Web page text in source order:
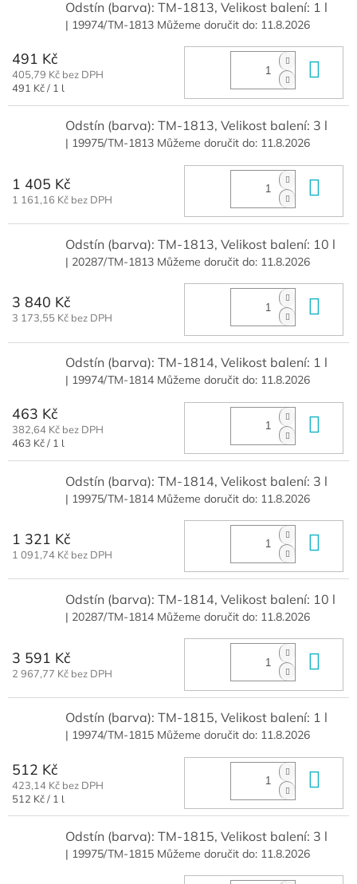
Odstín (barva): TM-1813, Velikost balení: 1 l
| 19974/TM-1813 Můžeme doručit do: 11.8.2026
491 Kč
405,79 Kč bez DPH
Měrná
491 Kč / 1 l
Odstín (barva): TM-1813, Velikost balení: 3 l
| 19975/TM-1813 Můžeme doručit do: 11.8.2026
1 405 Kč
1 161,16 Kč bez DPH
Odstín (barva): TM-1813, Velikost balení: 10 l
| 20287/TM-1813 Můžeme doručit do: 11.8.2026
3 840 Kč
3 173,55 Kč bez DPH
Odstín (barva): TM-1814, Velikost balení: 1 l
| 19974/TM-1814 Můžeme doručit do: 11.8.2026
463 Kč
382,64 Kč bez DPH
Měrná
463 Kč / 1 l
Odstín (barva): TM-1814, Velikost balení: 3 l
| 19975/TM-1814 Můžeme doručit do: 11.8.2026
1 321 Kč
1 091,74 Kč bez DPH
Odstín (barva): TM-1814, Velikost balení: 10 l
| 20287/TM-1814 Můžeme doručit do: 11.8.2026
3 591 Kč
2 967,77 Kč bez DPH
Odstín (barva): TM-1815, Velikost balení: 1 l
| 19974/TM-1815 Můžeme doručit do: 11.8.2026
512 Kč
423,14 Kč bez DPH
Měrná
512 Kč / 1 l
Odstín (barva): TM-1815, Velikost balení: 3 l
| 19975/TM-1815 Můžeme doručit do: 11.8.2026